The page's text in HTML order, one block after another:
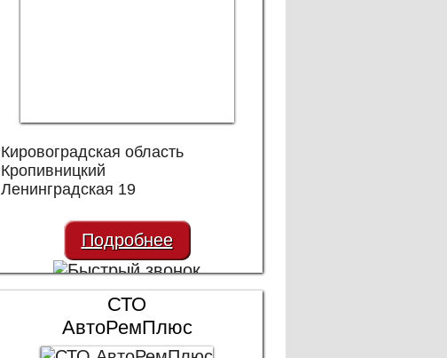
Кировоградская область
Кропивницкий
Ленинградская 19
Подробнее
СТО
АвтоРемПлюс